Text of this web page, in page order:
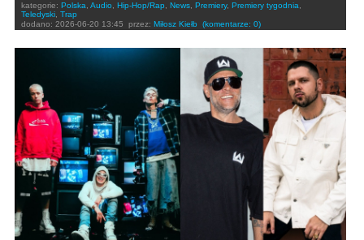
kategorie: Polska, Audio, Hip-Hop/Rap, News, Premiery, Premiery tygodnia,
Teledyski, Trap
dodano: 2026-06-20 13:45 przez: Miłosz Kiełb (komentarze: 0)